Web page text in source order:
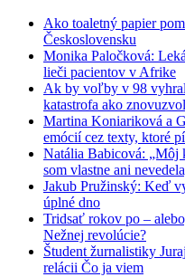
Ako toaletný papier
Československu
Monika Paločková:
lieči pacientov v Afrike
Ak by voľby v 98
katastrofa ako
Martina Koniariková a
emócií cez texty, ktoré
Natália Babicová: „Môj
som vlastne ani
Jakub Pružinský: Keď
úplné dno
Tridsať rokov po –
Nežnej revolúcie?
Študent žurnalistiky
relácii Čo ja viem